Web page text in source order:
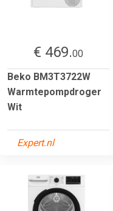
€ 469.00
Beko BM3T3722W
Warmtepompdroger
Wit
Expert.nl